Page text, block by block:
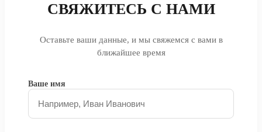
СВЯЖИТЕСЬ С НАМИ
Оставьте ваши данные, и мы свяжемся с вами в
ближайшее время
Ваше имя